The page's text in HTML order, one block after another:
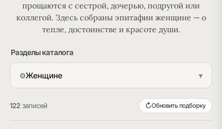
прощаются с сестрой, дочерью, подругой или
коллегой. Здесь собраны эпитафии женщине — о
тепле, достоинстве и красоте души.
Разделы каталога
⚙Женщине ▾
122 записей ↻Обновить подборку